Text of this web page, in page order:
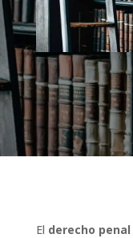
El derecho penal